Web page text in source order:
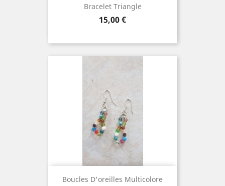
Bracelet Triangle
Prix
15,00 €
Boucles D'oreilles Multicolore